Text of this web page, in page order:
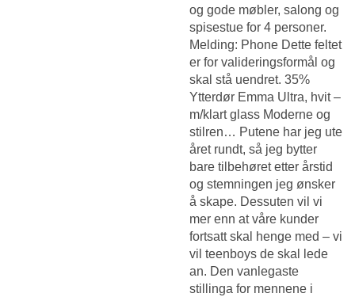
og gode møbler, salong og
spisestue for 4 personer.
Melding: Phone Dette feltet
er for valideringsformål og
skal stå uendret. 35%
Ytterdør Emma Ultra, hvit –
m/klart glass Moderne og
stilren… Putene har jeg ute
året rundt, så jeg bytter
bare tilbehøret etter årstid
og stemningen jeg ønsker
å skape. Dessuten vil vi
mer enn at våre kunder
fortsatt skal henge med – vi
vil teenboys de skal lede
an. Den vanlegaste
stillinga for mennene i